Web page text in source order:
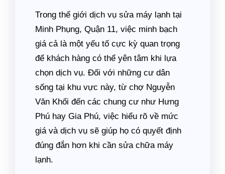
Trong thế giới dịch vụ sửa máy lạnh tại
Minh Phụng, Quận 11, việc minh bạch
giá cả là một yếu tố cực kỳ quan trọng
để khách hàng có thể yên tâm khi lựa
chọn dịch vụ. Đối với những cư dân
sống tại khu vực này, từ chợ Nguyễn
Văn Khối đến các chung cư như Hưng
Phú hay Gia Phú, việc hiểu rõ về mức
giá và dịch vụ sẽ giúp họ có quyết định
đúng đắn hơn khi cần sửa chữa máy
lạnh.